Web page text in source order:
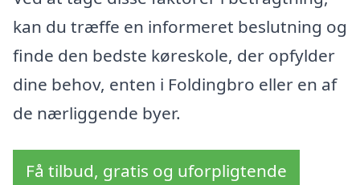
kan du træffe en informeret beslutning og
finde den bedste køreskole, der opfylder
dine behov, enten i Foldingbro eller en af
de nærliggende byer.
Få tilbud, gratis og uforpligtende